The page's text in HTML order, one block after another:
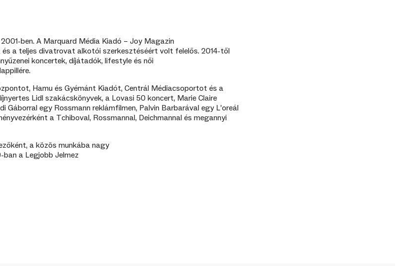
ben. A Marquard Média Kiadó – Joy Magazin
a teljes divatrovat alkotói szerkesztéséért volt felelős. 2014-től
koncertek, díjátadók, lifestyle és női
Hamu és Gyémánt Kiadót, Centrál Médiacsoportot és a
Lidl szakácskönyvek, a Lovasi 50 koncert, Marie Claire
egy Rossmann reklámfilmen, Palvin Barbarával egy L’oreál
a Tchiboval, Rossmannal, Deichmannal és megannyi
a közös munkába nagy
a Legjobb Jelmez